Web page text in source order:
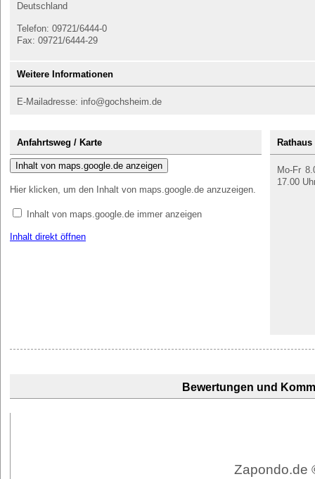
Deutschland
Telefon: 09721/6444-0
Fax: 09721/6444-29
Weitere Informationen
E-Mailadresse: info@gochsheim.de
Anfahrtsweg / Karte
Inhalt von maps.google.de anzeigen
Hier klicken, um den Inhalt von maps.google.de anzuzeigen.
Inhalt von maps.google.de immer anzeigen
Inhalt direkt öffnen
Mo-Fr
17.00
Bewertungen und
Zapondo.de